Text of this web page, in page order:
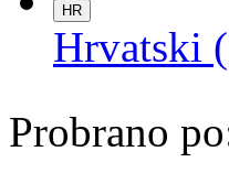
HR
Hrvatski
Probrano